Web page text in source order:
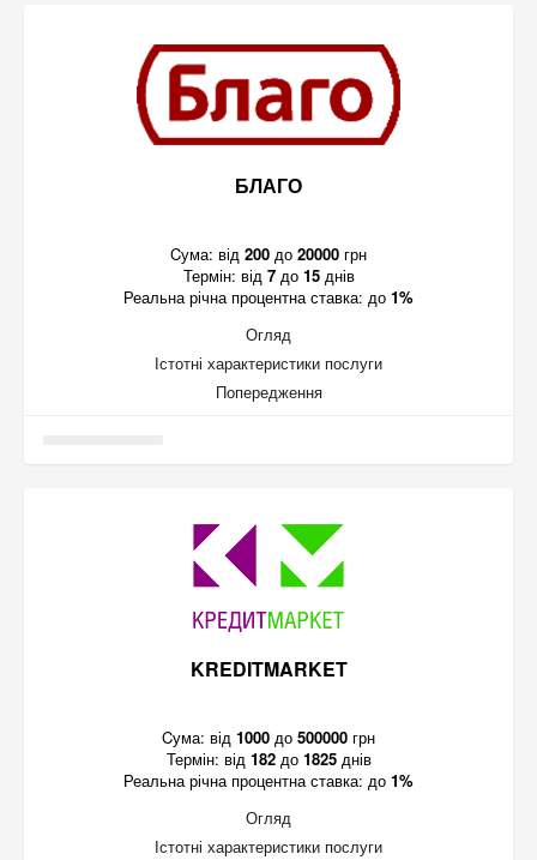
БЛАГО
Cума: від 200 до 20000 грн
Термін: від 7до 15днів
Реальна річна процентна ставка: до 1%
Огляд
Істотні характеристики послуги
Попередження
KREDITMARKET
Cума: від 1000 до 500000 грн
Термін: від 182до 1825днів
Реальна річна процентна ставка: до 1%
Огляд
Істотні характеристики послуги